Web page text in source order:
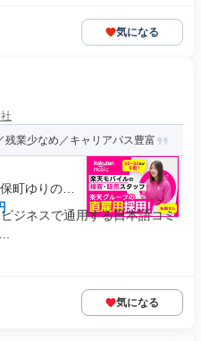
気になる
業少なめ／キャリアパス豊富
町ゆりのき
ジネスで通用する日本語コミ
気になる